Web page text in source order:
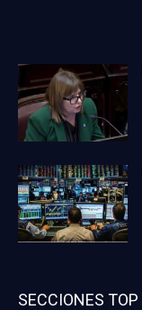
SECCIONES TOP